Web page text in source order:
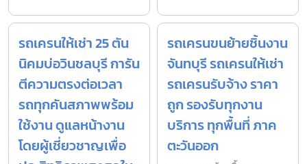
รถเครนให้เช่า 25 ตัน
นิคมบ่อวินชลบุรี การัน
ตีความตรงต่อเวลา
รถทุกคันสภาพพร้อม
ใช้งาน ดูแลหน้างาน
โดยผู้เชี่ยวชาญเพื่อ
รถเครนขนย้ายชิ้นงาน
จันทบุรี รถเครนให้เช่า
รถเครนรับจ้าง ราคา
ถูก รองรับทุกงาน
บริการ ทุกพื้นที่ ภาค
ตะวันออก